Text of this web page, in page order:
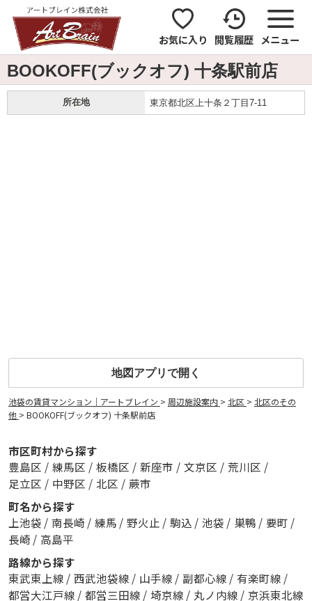
お気に入り 閲覧履歴 メニュー
BOOKOFF(ブックオフ) 十条駅前店
所在地 東京都北区上十条２丁目7-11
地図アプリで開く
池袋の賃貸マンション｜アートブレイン > 周辺施設案内 > 北区 > 北区のその
他 > BOOKOFF(ブックオフ) 十条駅前店
市区町村から探す
豊島区 / 練馬区 / 板橋区 / 新座市 / 文京区 / 荒川区 /
足立区 / 中野区 / 北区 / 蕨市
町名から探す
上池袋 / 南長崎 / 練馬 / 野火止 / 駒込 / 池袋 / 巣鴨 / 要町 /
長崎 / 高島平
路線から探す
東武東上線 / 西武池袋線 / 山手線 / 副都心線 / 有楽町線 /
都営大江戸線 / 都営三田線 / 埼京線 / 丸ノ内線 / 京浜東北線